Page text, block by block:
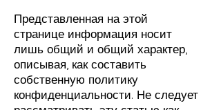
Представленная на этой
странице информация носит
лишь общий и общий характер,
описывая, как составить
собственную политику
конфиденциальности. Не следует